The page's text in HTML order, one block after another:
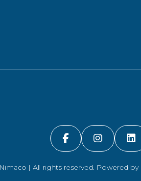
Nimaco | All rights reserved. Powered by